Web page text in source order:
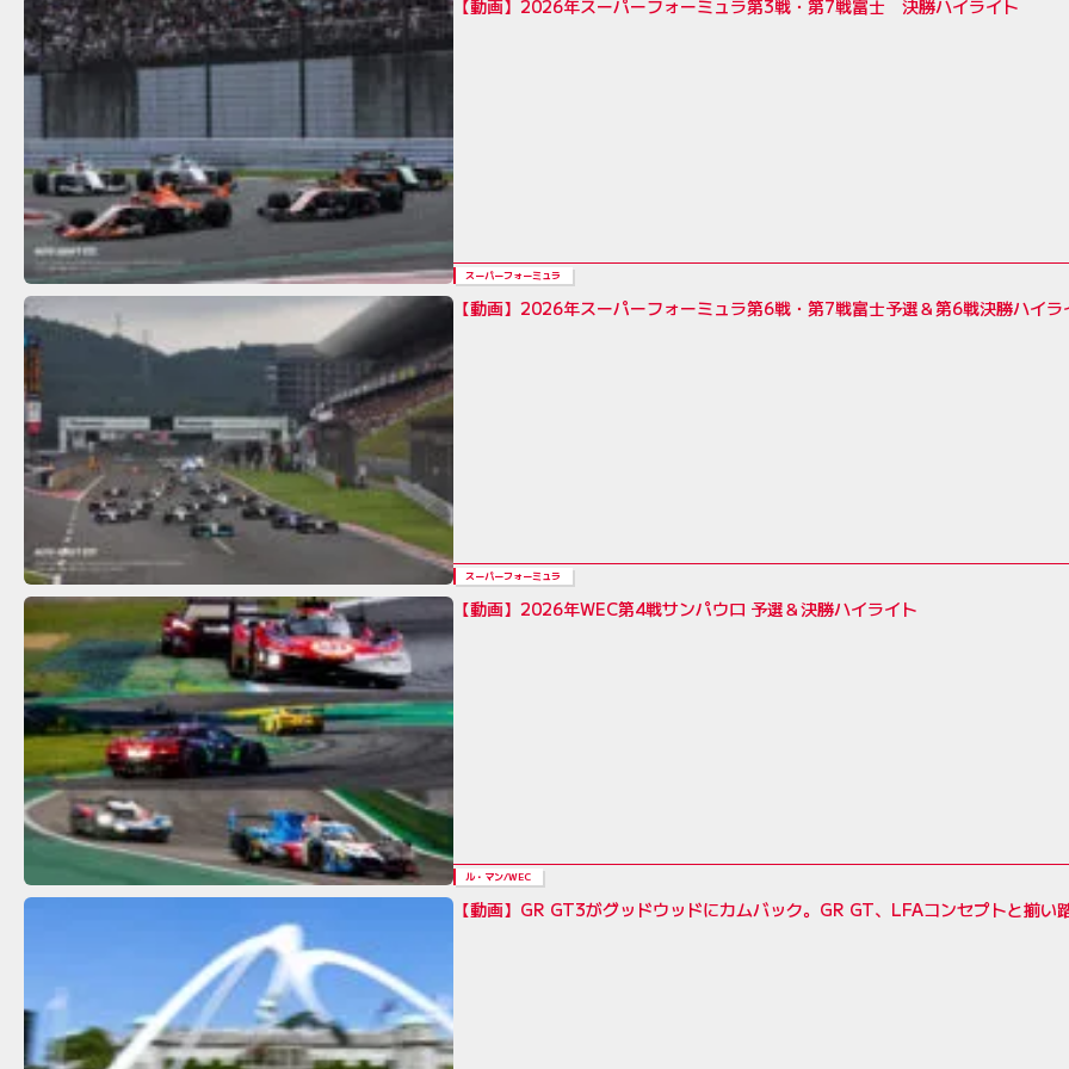
【動画】2026年スーパーフォーミュラ第3戦・第7戦富士 決勝ハイライト
スーパーフォーミュラ
【動画】2026年スーパーフォーミュラ第6戦・第7戦富士予選＆第6戦決勝ハイラ
スーパーフォーミュラ
【動画】2026年WEC第4戦サンパウロ 予選＆決勝ハイライト
ル・マン/WEC
【動画】GR GT3がグッドウッドにカムバック。GR GT、LFAコンセプトと揃い